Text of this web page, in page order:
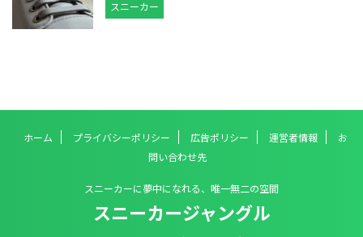
スニーカー
ホーム プライバシーポリシー 広告ポリシー 運営者情報
お
問い合わせ先
スニーカーに夢中になれる、唯一無二の空間
スニーカージャングル